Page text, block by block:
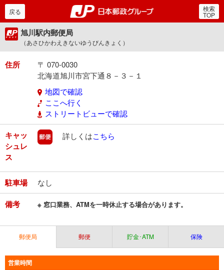
郵便局・日本郵政グルー
戻る 検索
TOP
旭川駅内郵便局
（あさひかわえきないゆうびんきょく）
住所
〒 070-0030
北海道旭川市宮下通８－３－１
地図で確認
ここへ行く
ストリートビューで確認
キャッ
シュレ
ス
郵便
詳しくはこちら
駐車場 なし
備考 ※ 窓口業務、ATMを一時休止する場合があります。
郵便局 郵便 貯金･ATM 保険
営業時間